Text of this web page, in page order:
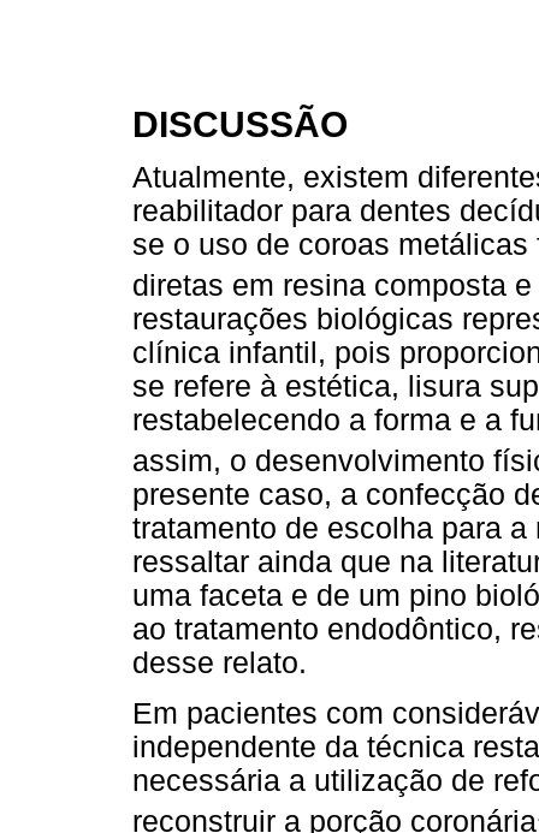
DISCUSSÃO
Atualmente, existem
reabilitador para dentes
se o uso de coroas
diretas em resina composta
restaurações biológicas
clínica infantil, pois
se refere à estética, lisura
restabelecendo a forma e a
assim, o desenvolvimento
presente caso, a confecção
tratamento de escolha para
ressaltar ainda que na
uma faceta e de um pino
ao tratamento endodôntico,
desse relato.
Em pacientes com
independente da técnica
necessária a utilização de
reconstruir a porção coronária